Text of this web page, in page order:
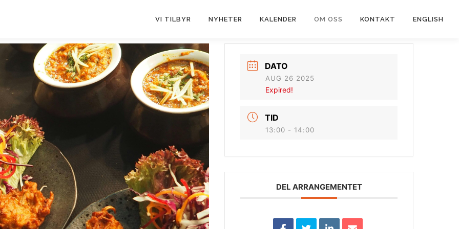
VI TILBYR NYHETER KALENDER OM OSS KONTAKT ENGLISH
DATO
AUG 26 2025
Expired!
TID
13:00 - 14:00
DEL ARRANGEMENTET